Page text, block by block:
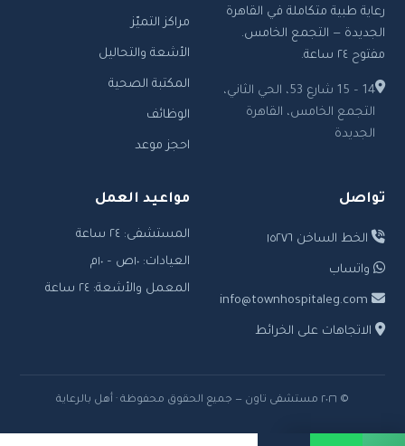
رعاية طبية متكاملة في القاهرة
الجديدة — التجمع الخامس.
مفتوح ٢٤ ساعة.
14 – 15 شارع 53، الحي الثاني،
التجمع الخامس، القاهرة
الجديدة
مراكز التميّز
الأشعة والتحاليل
المكتبة الصحية
الوظائف
احجز موعد
تواصل
الخط الساخن ١٥٢٧٦
واتساب
الاتجاهات على الخرائط
مواعيد العمل
المستشفى: ٢٤ ساعة
العيادات: ١٠ص – ١٠م
المعمل والأشعة: ٢٤ ساعة
© ٢٠٢٦ مستشفى تاون — جميع الحقوق محفوظة · أهل بالرعاية